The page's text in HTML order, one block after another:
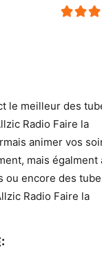
le meilleur des
Radio Faire la
animer vos
mais égalment
ou encore des
Radio Faire la